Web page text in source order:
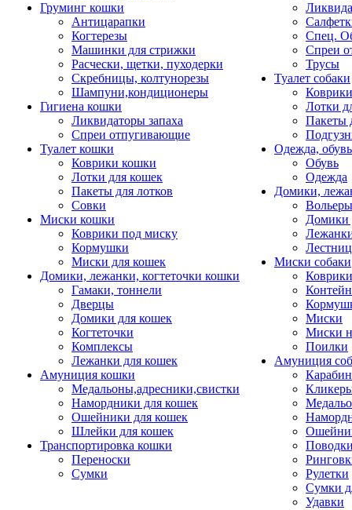
Груминг кошки
Антицарапки
Когтерезы
Машинки для стрижки
Расчески, щетки, пуходерки
Скребницы, колтунорезы
Шампуни,кондиционеры
Гигиена кошки
Ликвидаторы запаха
Спреи отпугивающие
Туалет кошки
Коврики кошки
Лотки для кошек
Пакеты для лотков
Совки
Миски кошки
Коврики под миску
Кормушки
Миски для кошек
Домики, лежанки, когтеточки кошки
Гамаки, тоннели
Дверцы
Домики для кошек
Когтеточки
Комплексы
Лежанки для кошек
Амуниция кошки
Медальоны,адресники,свистки
Намордники для кошек
Ошейники для кошек
Шлейки для кошек
Транспортировка кошки
Переноски
Сумки
Спец.
Спреи
Трусы
Туалет собаки
Коврики
Лотки
Пакеты
Одежда, обувь
Обувь
Одежда
Домики,
Домики
Миски собаки
Миски
Миски
Поилки
Амуниция
Рулетки
Сумки
Удавки